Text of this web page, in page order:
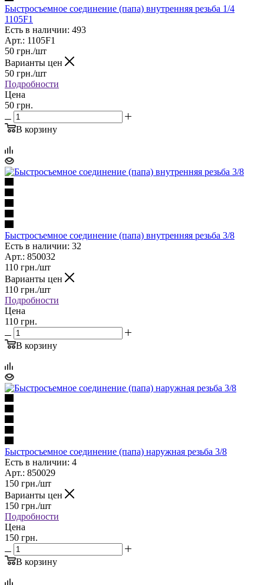
Быстросъемное соединение (папа) внутренняя резьба 1/4
1105F1
Есть в наличии: 493
Арт.: 1105F1
50 грн./шт
Варианты цен
50 грн./шт
Подробности
Цена
50 грн.
В корзину
Быстросъемное соединение (папа) внутренняя резьба 3/8
Есть в наличии: 32
Арт.: 850032
110 грн./шт
Варианты цен
110 грн./шт
Подробности
Цена
110 грн.
В корзину
Быстросъемное соединение (папа) наружная резьба 3/8
Есть в наличии: 4
Арт.: 850029
150 грн./шт
Варианты цен
150 грн./шт
Подробности
Цена
150 грн.
В корзину